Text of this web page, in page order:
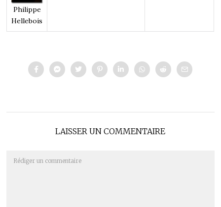
Philippe
Hellebois
LAISSER UN COMMENTAIRE